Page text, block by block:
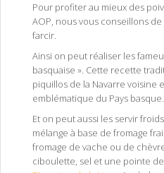
Pour profiter au mieux des
AOP, nous vous conseillons
farcir.
Ainsi on peut réaliser les
basquaise ». Cette recette
piquillos de la Navarre voisine
emblématique du Pays basque.
Et on peut aussi les servir
mélange à base de fromage
fromage de vache ou de
ciboulette, sel et une pointe de